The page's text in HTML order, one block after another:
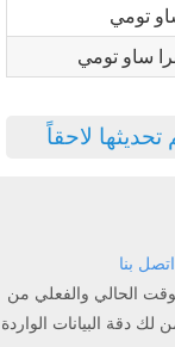
تومي
ساو تومي
لاحقاً
اتصل بنا
الحالي والفعلي من
لك دقة البيانات الواردة